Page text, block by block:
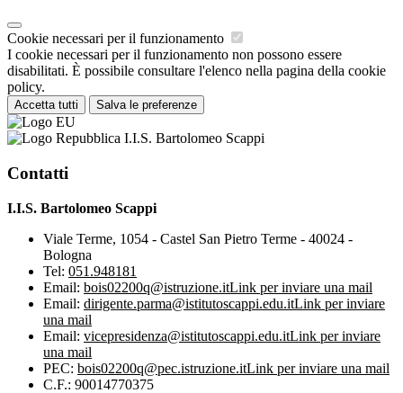
Cookie necessari per il funzionamento
I cookie necessari per il funzionamento non possono essere
disabilitati. È possibile consultare l'elenco nella pagina della cookie
policy.
Accetta tutti Salva le preferenze
I.I.S. Bartolomeo Scappi
Contatti
I.I.S. Bartolomeo Scappi
Viale Terme, 1054 - Castel San Pietro Terme - 40024 -
Bologna
Tel: 051.948181
Email: bois02200q@istruzione.itLink per inviare una mail
Email: dirigente.parma@istitutoscappi.edu.itLink per inviare
una mail
Email: vicepresidenza@istitutoscappi.edu.itLink per inviare
una mail
PEC: bois02200q@pec.istruzione.itLink per inviare una mail
C.F.: 90014770375